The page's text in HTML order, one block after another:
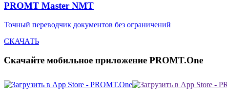
PROMT Master NMT
Точный переводчик документов без ограничений
СКАЧАТЬ
Скачайте мобильное приложение PROMT.One